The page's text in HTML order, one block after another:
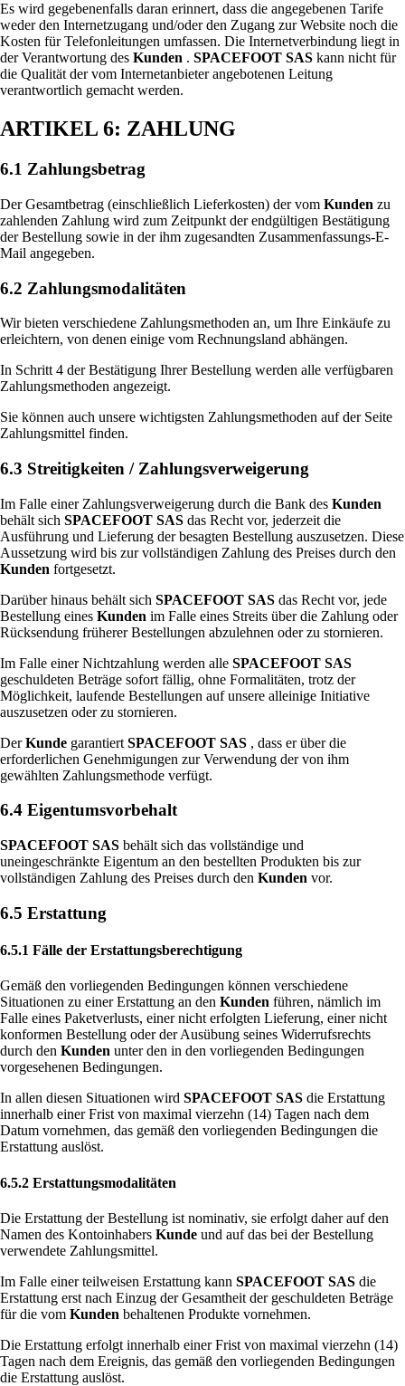
Es wird gegebenenfalls daran erinnert, dass die angegebenen Tarife
weder den Internetzugang und/oder den Zugang zur Website noch die
Kosten für Telefonleitungen umfassen. Die Internetverbindung liegt in
der Verantwortung des Kunden . SPACEFOOT SAS kann nicht für
die Qualität der vom Internetanbieter angebotenen Leitung
verantwortlich gemacht werden.
ARTIKEL 6: ZAHLUNG
6.1 Zahlungsbetrag
Der Gesamtbetrag (einschließlich Lieferkosten) der vom Kunden zu
zahlenden Zahlung wird zum Zeitpunkt der endgültigen Bestätigung
der Bestellung sowie in der ihm zugesandten Zusammenfassungs-E-
Mail angegeben.
6.2 Zahlungsmodalitäten
Wir bieten verschiedene Zahlungsmethoden an, um Ihre Einkäufe zu
erleichtern, von denen einige vom Rechnungsland abhängen.
In Schritt 4 der Bestätigung Ihrer Bestellung werden alle verfügbaren
Zahlungsmethoden angezeigt.
Sie können auch unsere wichtigsten Zahlungsmethoden auf der Seite
Zahlungsmittel finden.
6.3 Streitigkeiten / Zahlungsverweigerung
Im Falle einer Zahlungsverweigerung durch die Bank des Kunden
behält sich SPACEFOOT SAS das Recht vor, jederzeit die
Ausführung und Lieferung der besagten Bestellung auszusetzen. Diese
Aussetzung wird bis zur vollständigen Zahlung des Preises durch den
Kunden fortgesetzt.
Darüber hinaus behält sich SPACEFOOT SAS das Recht vor, jede
Bestellung eines Kunden im Falle eines Streits über die Zahlung oder
Rücksendung früherer Bestellungen abzulehnen oder zu stornieren.
Im Falle einer Nichtzahlung werden alle SPACEFOOT SAS
geschuldeten Beträge sofort fällig, ohne Formalitäten, trotz der
Möglichkeit, laufende Bestellungen auf unsere alleinige Initiative
auszusetzen oder zu stornieren.
DerKunde garantiert SPACEFOOT SAS , dass er über die
erforderlichen Genehmigungen zur Verwendung der von ihm
gewählten Zahlungsmethode verfügt.
6.4 Eigentumsvorbehalt
SPACEFOOT SAS behält sich das vollständige und
uneingeschränkte Eigentum an den bestellten Produkten bis zur
vollständigen Zahlung des Preises durch den Kunden vor.
6.5 Erstattung
6.5.1 Fälle der Erstattungsberechtigung
Gemäß den vorliegenden Bedingungen können verschiedene
Situationen zu einer Erstattung an den Kunden führen, nämlich im
Falle eines Paketverlusts, einer nicht erfolgten Lieferung, einer nicht
konformen Bestellung oder der Ausübung seines Widerrufsrechts
durch den Kunden unter den in den vorliegenden Bedingungen
vorgesehenen Bedingungen.
In allen diesen Situationen wird SPACEFOOT SAS die Erstattung
innerhalb einer Frist von maximal vierzehn (14) Tagen nach dem
Datum vornehmen, das gemäß den vorliegenden Bedingungen die
Erstattung auslöst.
6.5.2 Erstattungsmodalitäten
Die Erstattung der Bestellung ist nominativ, sie erfolgt daher auf den
Namen des Kontoinhabers Kunde und auf das bei der Bestellung
verwendete Zahlungsmittel.
Im Falle einer teilweisen Erstattung kann SPACEFOOT SAS die
Erstattung erst nach Einzug der Gesamtheit der geschuldeten Beträge
für die vom Kunden behaltenen Produkte vornehmen.
Die Erstattung erfolgt innerhalb einer Frist von maximal vierzehn (14)
Tagen nach dem Ereignis, das gemäß den vorliegenden Bedingungen
die Erstattung auslöst.